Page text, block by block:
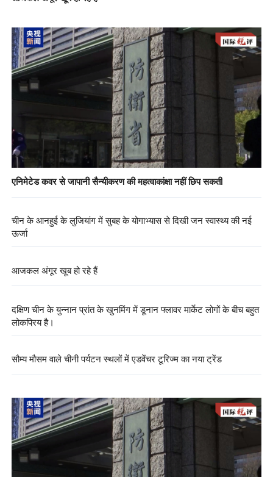
एनिमेटेड कवर से जापानी सैन्यीकरण की महत्वाकांक्षा नहीं छिप सकती
चीन के आनहुई के लुजियांग में सुबह के योगाभ्यास से दिखी जन स्वास्थ्य की नई
ऊर्जा
आजकल अंगूर खूब हो रहे हैं
दक्षिण चीन के युन्नान प्रांत के खुनमिंग में डूनान फ्लावर मार्केट लोगों के बीच बहुत
लोकप्रिय है।
सौम्य मौसम वाले चीनी पर्यटन स्थलों में एडवेंचर टूरिज्म का नया ट्रेंड